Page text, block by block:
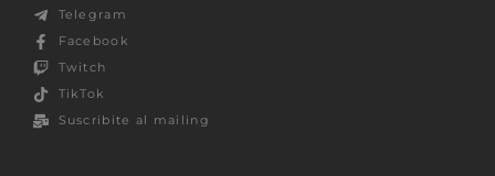
Telegram
Facebook
Twitch
TikTok
Suscribite al mailing